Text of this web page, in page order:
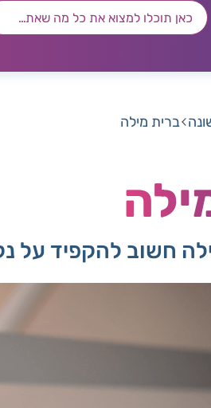
ברית מילה
חשוב להקפיד על